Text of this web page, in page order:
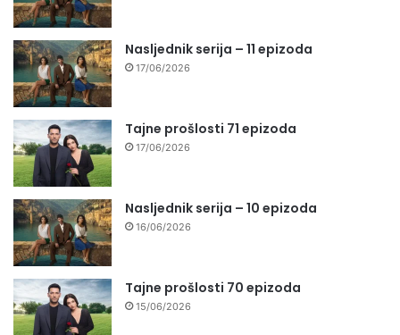
Nasljednik serija – 11 epizoda
17/06/2026
Tajne prošlosti 71 epizoda
17/06/2026
Nasljednik serija – 10 epizoda
16/06/2026
Tajne prošlosti 70 epizoda
15/06/2026